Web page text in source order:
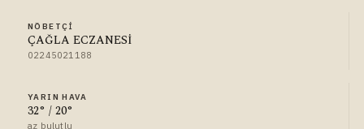
NÖBETÇI
ÇAĞLA ECZANESİ
02245021188
YARIN HAVA
32° / 20°
az bulutlu